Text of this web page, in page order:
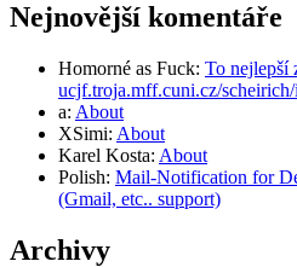
Nejnovější komentáře
Homorné as Fuck: To nejlepší
ucjf.troja.mff.cuni.cz/
a: About
XSimi: About
Karel Kosta: About
Polish: Mail-Notification for
(Gmail, etc.. support)
Archivy